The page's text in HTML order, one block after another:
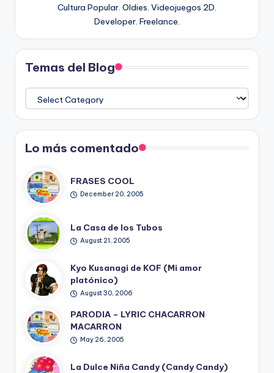
Cultura Popular. Oldies. Videojuegos 2D.
Developer. Freelance.
Temas del Blog
Temas
del
Blog
Lo más comentado
FRASES COOL
December 20, 2005
La Casa de los Tubos
August 21, 2005
Kyo Kusanagi de KOF (Mi amor
platónico)
August 30, 2006
PARODIA – LYRIC CHACARRON
MACARRON
May 26, 2005
La Dulce Niña Candy (Candy Candy)